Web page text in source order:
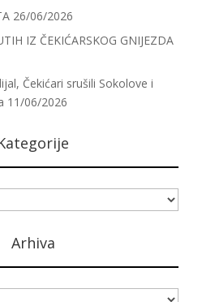
26/06/2026
IZ ČEKIĆARSKOG GNIJEZDA
Čekićari srušili Sokolove i
11/06/2026
Arhiva